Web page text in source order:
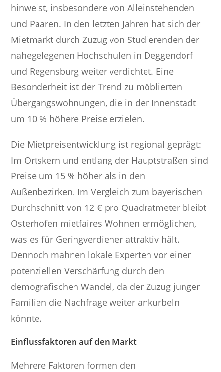
hinweist, insbesondere von Alleinstehenden
und Paaren. In den letzten Jahren hat sich der
Mietmarkt durch Zuzug von Studierenden der
nahegelegenen Hochschulen in Deggendorf
und Regensburg weiter verdichtet. Eine
Besonderheit ist der Trend zu möblierten
Übergangswohnungen, die in der Innenstadt
um 10 % höhere Preise erzielen.
Die Mietpreisentwicklung ist regional geprägt:
Im Ortskern und entlang der Hauptstraßen sind
Preise um 15 % höher als in den
Außenbezirken. Im Vergleich zum bayerischen
Durchschnitt von 12 € pro Quadratmeter bleibt
Osterhofen mietfaires Wohnen ermöglichen,
was es für Geringverdiener attraktiv hält.
Dennoch mahnen lokale Experten vor einer
potenziellen Verschärfung durch den
demografischen Wandel, da der Zuzug junger
Familien die Nachfrage weiter ankurbeln
könnte.
Einflussfaktoren auf den Markt
Mehrere Faktoren formen den